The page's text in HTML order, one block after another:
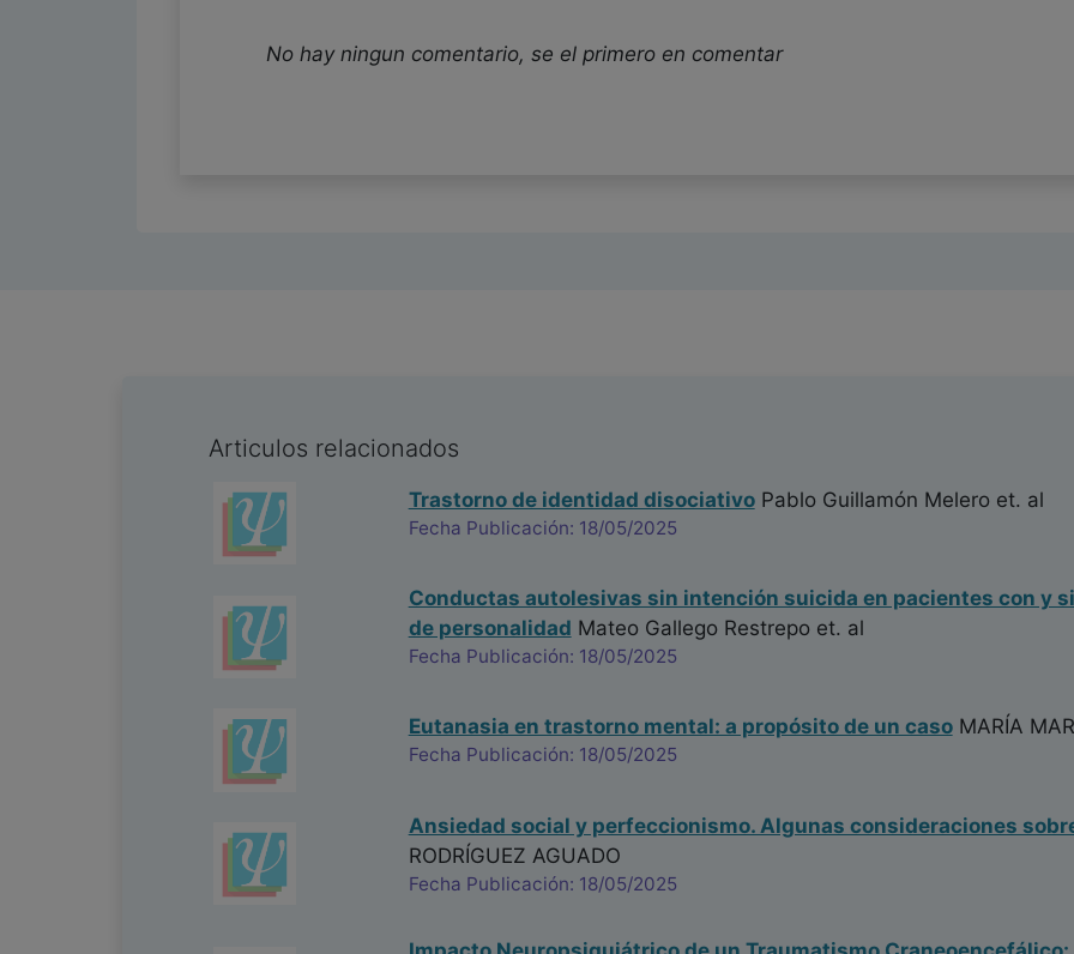
No hay ningun comentario, se el primero en comentar
Articulos relacionados
Trastorno de identidad disociativoPablo Guillamón Meleroet. al
Fecha Publicación: 18/05/2025
Conductas autolesivas sin intención suicida en pacientes con y
de personalidad Mateo Gallego Restrepoet. al
Fecha Publicación: 18/05/2025
Eutanasia en trastorno mental: a propósito de un casoMARÍA
Fecha Publicación: 18/05/2025
Ansiedad social y perfeccionismo. Algunas consideraciones
RODRÍGUEZ AGUADO
Fecha Publicación: 18/05/2025